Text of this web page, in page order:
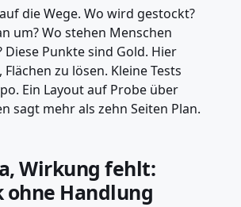
die Wege. Wo wird gestockt?
um? Wo stehen Menschen
Diese Punkte sind Gold. Hier
zu lösen. Kleine Tests
Ein Layout auf Probe über
sagt mehr als zehn Seiten Plan.
Wirkung fehlt:
Handlung